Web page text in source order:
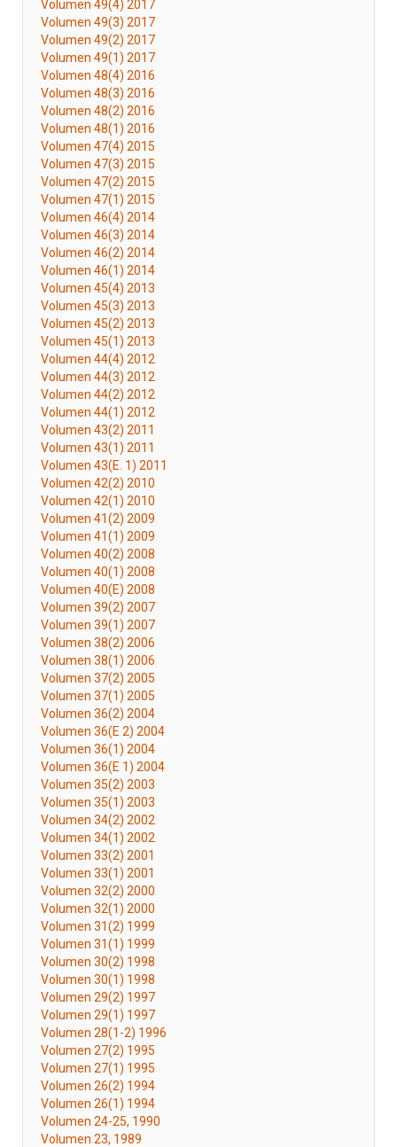
Volumen 49(4) 2017
Volumen 49(3) 2017
Volumen 49(2) 2017
Volumen 49(1) 2017
Volumen 48(4) 2016
Volumen 48(3) 2016
Volumen 48(2) 2016
Volumen 48(1) 2016
Volumen 47(4) 2015
Volumen 47(3) 2015
Volumen 47(2) 2015
Volumen 47(1) 2015
Volumen 46(4) 2014
Volumen 46(3) 2014
Volumen 46(2) 2014
Volumen 46(1) 2014
Volumen 45(4) 2013
Volumen 45(3) 2013
Volumen 45(2) 2013
Volumen 45(1) 2013
Volumen 44(4) 2012
Volumen 44(3) 2012
Volumen 44(2) 2012
Volumen 44(1) 2012
Volumen 43(2) 2011
Volumen 43(1) 2011
Volumen 43(E. 1) 2011
Volumen 42(2) 2010
Volumen 42(1) 2010
Volumen 41(2) 2009
Volumen 41(1) 2009
Volumen 40(2) 2008
Volumen 40(1) 2008
Volumen 40(E) 2008
Volumen 39(2) 2007
Volumen 39(1) 2007
Volumen 38(2) 2006
Volumen 38(1) 2006
Volumen 37(2) 2005
Volumen 37(1) 2005
Volumen 36(2) 2004
Volumen 36(E 2) 2004
Volumen 36(1) 2004
Volumen 36(E 1) 2004
Volumen 35(2) 2003
Volumen 35(1) 2003
Volumen 34(2) 2002
Volumen 34(1) 2002
Volumen 33(2) 2001
Volumen 33(1) 2001
Volumen 32(2) 2000
Volumen 32(1) 2000
Volumen 31(2) 1999
Volumen 31(1) 1999
Volumen 30(2) 1998
Volumen 30(1) 1998
Volumen 29(2) 1997
Volumen 29(1) 1997
Volumen 28(1-2) 1996
Volumen 27(2) 1995
Volumen 27(1) 1995
Volumen 26(2) 1994
Volumen 26(1) 1994
Volumen 24-25, 1990
Volumen 23, 1989